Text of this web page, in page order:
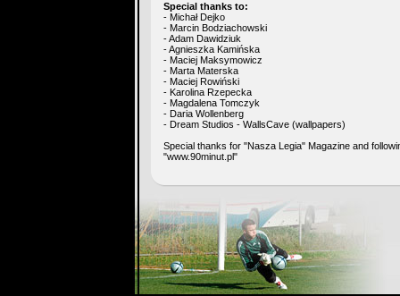
Special thanks to:
- Michał Dejko
- Marcin Bodziachowski
- Adam Dawidziuk
- Agnieszka Kamińska
- Maciej Maksymowicz
- Marta Materska
- Maciej Rowiński
- Karolina Rzepecka
- Magdalena Tomczyk
- Daria Wollenberg
- Dream Studios - WallsCave (wallpapers)
Special thanks for "Nasza Legia" Magazine and
"www.90minut.pl"